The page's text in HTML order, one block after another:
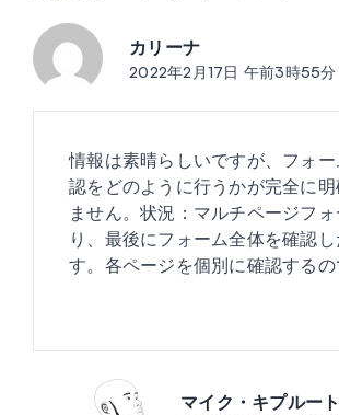
カリーナ
2022年2月17日 午前3時55分
情報は素晴らしいですが、フォ
認をどのように行うかが完全に明
ません。状況：マルチページフ
り、最後にフォーム全体を確認
す。各ページを個別に確認するの
マイク・キプルート